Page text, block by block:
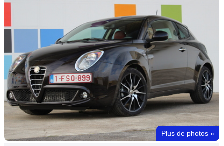
Auto
Services
Forum
Moto Plus de photos »